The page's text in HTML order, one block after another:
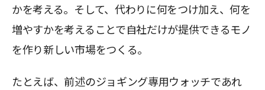
かを考える。そして、代わりに何をつけ加え、何を
増やすかを考えることで自社だけが提供できるモノ
を作り新しい市場をつくる。
たとえば、前述のジョギング専用ウォッチであれ